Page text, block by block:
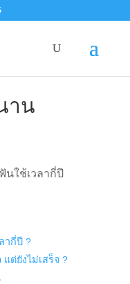
าน
ากี่ปี ?
ต่ยังไม่เสร็จ ?